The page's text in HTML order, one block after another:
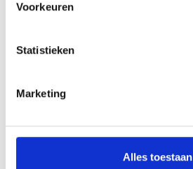
Voorkeuren
Statistieken
Marketing
Alles toestaan
Misschien vind je